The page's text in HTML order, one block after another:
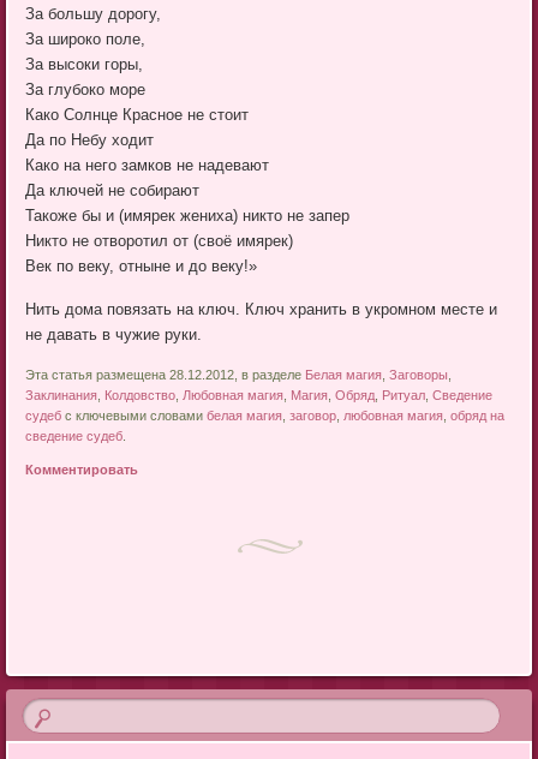
За большу дорогу,
За широко поле,
За высоки горы,
За глубоко море
Како Солнце Красное не стоит
Да по Небу ходит
Како на него замков не надевают
Да ключей не собирают
Такоже бы и (имярек жениха) никто не запер
Никто не отворотил от (своё имярек)
Век по веку, отныне и до веку!»
Нить дома повязать на ключ. Ключ хранить в укромном месте и
не давать в чужие руки.
Эта статья размещена 28.12.2012, в разделе Белая магия ,Заговоры
Заклинания Колдовство Любовная магия Магия ,Обряд Ритуал ,Сведение
судеб с ключевыми словамибелая магия ,заговор любовная магия ,обряд на
сведение судеб
Комментировать